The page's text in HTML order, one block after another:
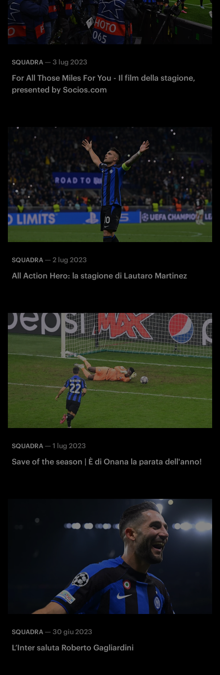
SQUADRA — 3 lug 2023
For All Those Miles For You - Il film della stagione,
presented by Socios.com
SQUADRA — 2 lug 2023
All Action Hero: la stagione di Lautaro Martinez
SQUADRA — 1 lug 2023
Save of the season | È di Onana la parata dell'anno!
SQUADRA — 30 giu 2023
L’Inter saluta Roberto Gagliardini